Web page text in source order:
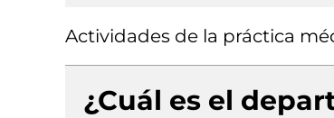
Actividades de la práctica
¿Cuál es el